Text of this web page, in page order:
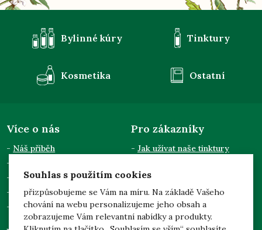
Souhlas s použitím cookies
přizpůsobujeme se Vám na míru. Na základě Vašeho
chování na webu personalizujeme jeho obsah a
zobrazujeme Vám relevantní nabídky a produkty.
Bylinné kúry Tinktury
Kosmetika Ostatní
Více o nás
Náš příběh
Kontakty
Pro odběratele
Dotace EU
Pro zákazníky
Jak užívat naše tinktury
Doprava a platba
Zpracování osobních údajů